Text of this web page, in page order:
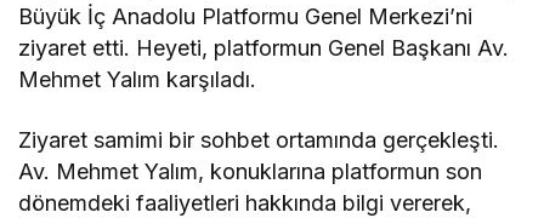
Büyük İç Anadolu Platformu Genel Merkezi’ni
ziyaret etti. Heyeti, platformun Genel Başkanı Av.
Mehmet Yalım karşıladı.
Ziyaret samimi bir sohbet ortamında gerçekleşti.
Av. Mehmet Yalım, konuklarına platformun son
dönemdeki faaliyetleri hakkında bilgi vererek,